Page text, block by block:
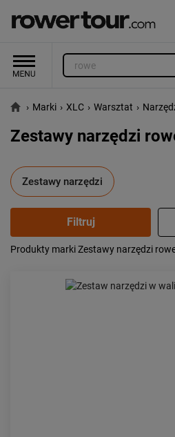
› Marki › XLC › Warsztat ›
Zestawy narzędzi
Zestawy narzędzi
Popularność:
Produkty marki Zestawy narzędzi